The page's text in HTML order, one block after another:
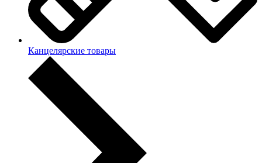
Канцелярские товары